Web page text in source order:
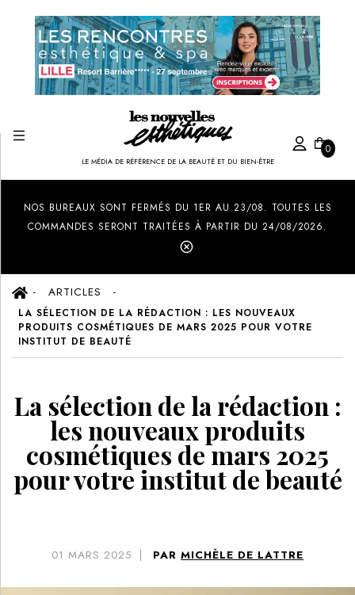
LE MÉDIA DE RÉFÉRENCE DE LA BEAUTÉ ET DU BIEN-ÊTRE
0
NOS BUREAUX SONT FERMÉS DU 1ER AU 23/08. TOUTES LES
COMMANDES SERONT TRAITÉES À PARTIR DU 24/08/2026.
ARTICLES
LA SÉLECTION DE LA RÉDACTION : LES NOUVEAUX
PRODUITS COSMÉTIQUES DE MARS 2025 POUR VOTRE
INSTITUT DE BEAUTÉ
La sélection de la rédaction :
les nouveaux produits
cosmétiques de mars 2025
pour votre institut de beauté
01 MARS 2025 PAR MICHÈLE DE LATTRE